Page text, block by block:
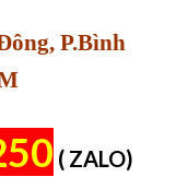
P.Bình
( ZALO)